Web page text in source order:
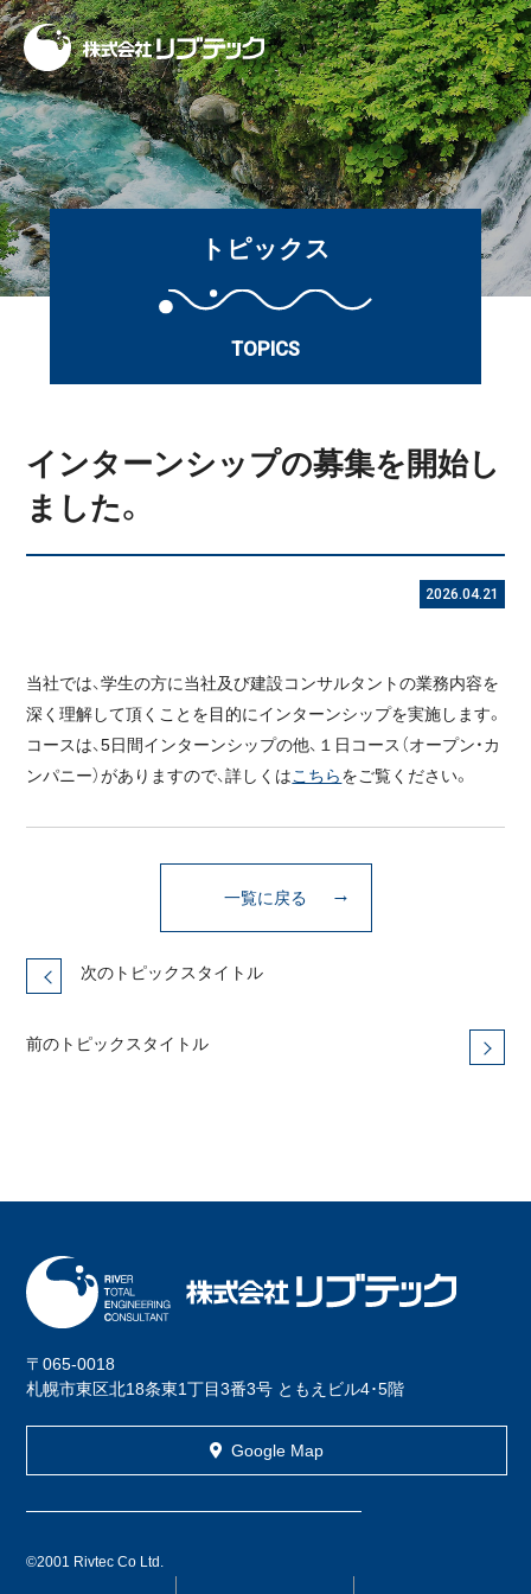
トピックス
TOPICS
インターンシップの募集を開始し
ました。
2026.04.21
当社では、学生の方に当社及び建設コンサルタントの業務内容を
深く理解して頂くことを目的にインターンシップを実施します。
コースは、5日間インターンシップの他、１日コース（オープン・カ
ンパニー）がありますので、詳しくはこちらをご覧ください。
次のトピックスタイトル
一覧に戻る
前のトピックスタイトル
〒065-0018
札幌市東区北18条東1丁目3番3号 ともえビル4･5階
Google Map
©2001 Rivtec Co Ltd.